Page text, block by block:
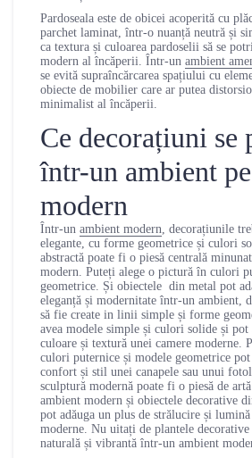
Pardoseala este de obicei acoperită cu
parchet laminat, într-o nuanță neutră și
ca textura și culoarea pardoselii să se
modern al încăperii. Într-un ambient
se evită supraîncărcarea spațiului cu
obiecte de mobilier care ar putea
minimalist al încăperii.
Ce decorațiuni se
într-un ambient
modern
Într-un ambient modern , decorațiunile
elegante, cu forme geometrice și culori
abstractă poate fi o piesă centrală
modern. Puteți alege o pictură în culori
geometrice. Și obiectele din metal pot
eleganță și modernitate într-un ambient,
să fie create in linii simple și forme
avea modele simple și culori solide și pot
culoare și textură unei camere moderne.
culori puternice și modele geometrice pot
confort și stil unei canapele sau unui
sculptură modernă poate fi o piesă de
ambient modern și obiectele decorative
pot adăuga un plus de strălucire și
moderne. Nu uitați de plantele decorative
naturală și vibrantă într-un ambient